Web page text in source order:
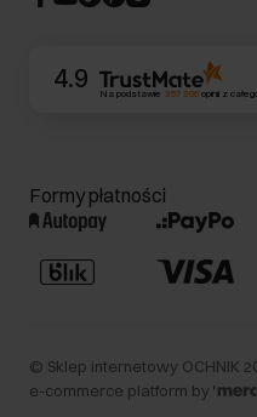
4.9
Na podstawie 357 306opinii z
Formy płatności
© Sklep internetowy OCHNIK
e-commerce platform by